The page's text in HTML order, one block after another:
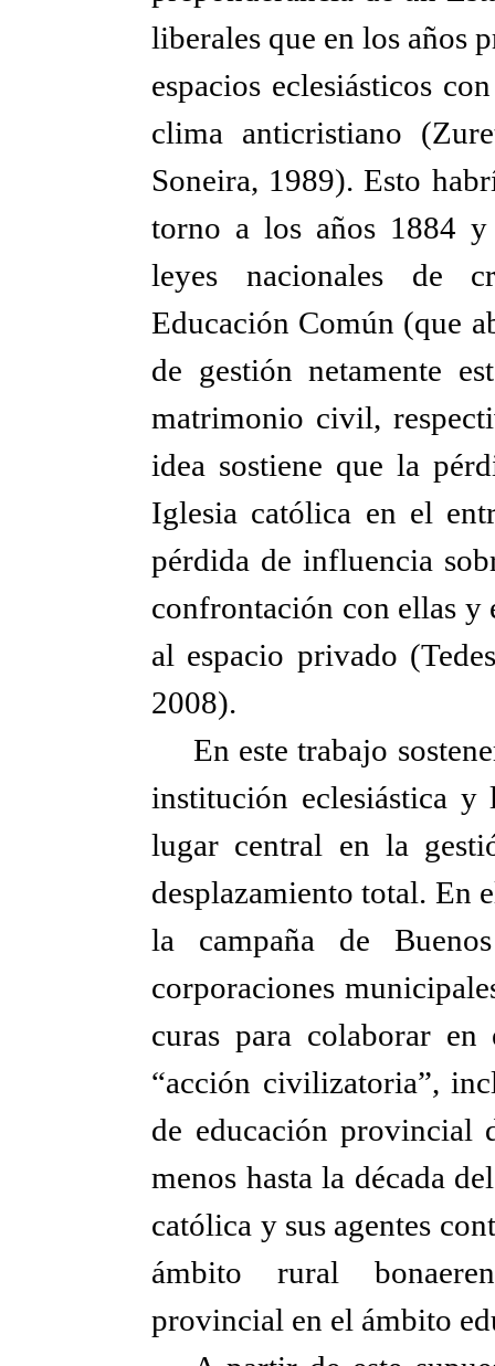
liberales que en los años
espacios eclesiásticos
clima anticristiano
Soneira, 1989). Esto
torno a los años 1884 y
leyes nacionales de
Educación Común (que
de gestión netamente
matrimonio civil,
idea sostiene que la
Iglesia católica en el
pérdida de influencia
confrontación con ellas y
al espacio privado
2008).
En este trabajo
institución eclesiástica y
lugar central en la
desplazamiento total. En
la campaña de
corporaciones
curas para colaborar
“acción civilizatoria”,
de educación
menos hasta la década
católica y sus agentes
ámbito rural
provincial en el ámbito